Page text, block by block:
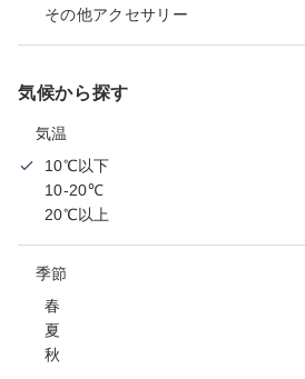
その他アクセサリー
気候から探す
気温
10℃以下
10-20℃
20℃以上
季節
春
夏
秋